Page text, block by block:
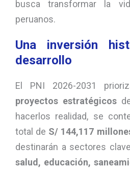
busca transformar la
peruanos.
Una inversión
desarrollo
El PNI 2026-2031
proyectos estratégicos
hacerlos realidad, se
total de S/ 144,117
destinarán a sectores
salud, educación,